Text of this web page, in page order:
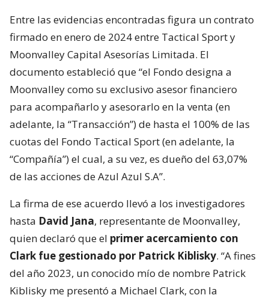
Entre las evidencias encontradas figura un contrato
firmado en enero de 2024 entre Tactical Sport y
Moonvalley Capital Asesorías Limitada. El
documento estableció que “el Fondo designa a
Moonvalley como su exclusivo asesor financiero
para acompañarlo y asesorarlo en la venta (en
adelante, la “Transacción”) de hasta el 100% de las
cuotas del Fondo Tactical Sport (en adelante, la
“Compañía”) el cual, a su vez, es dueño del 63,07%
de las acciones de Azul Azul S.A”.
La firma de ese acuerdo llevó a los investigadores
hasta David Jana, representante de Moonvalley,
quien declaró que el primer acercamiento con
Clark fue gestionado por Patrick Kiblisky. “A fines
del año 2023, un conocido mío de nombre Patrick
Kiblisky me presentó a Michael Clark, con la